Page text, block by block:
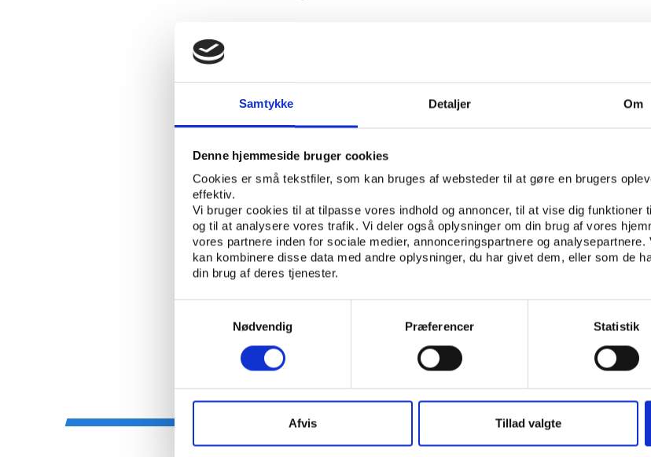
Samtykke Detaljer Om
Denne hjemmeside bruger cookies
Cookies er små tekstfiler, som kan bruges af websteder til at gøre en brugers
effektiv.
Vi bruger cookies til at tilpasse vores indhold og annoncer, til at vise dig funktioner
og til at analysere vores trafik. Vi deler også oplysninger om din brug af vores
vores partnere inden for sociale medier, annonceringspartnere og analysepartnere.
kan kombinere disse data med andre oplysninger, du har givet dem, eller som de
din brug af deres tjenester.
Nødvendig
Præferencer Statistik
Afvis Tillad valgte
Ph.d.-afhandling, der har undersøgt udviklingen af parkour i
Afhandlingen ser på, hvordan aktiviteten har udviklet sig
undervisningsinstitutioner.
NØGLEORD: MOTIONSIDRÆT IDRÆTSKULTUR
ÅBN RAPPORT
UDGIVER: CENTER FOR FORSKNING I IDRÆT, SUNDHED OG CIVILSAMFUND, SYDDANSK UNIVERSITET
ANTAL SIDER: 391